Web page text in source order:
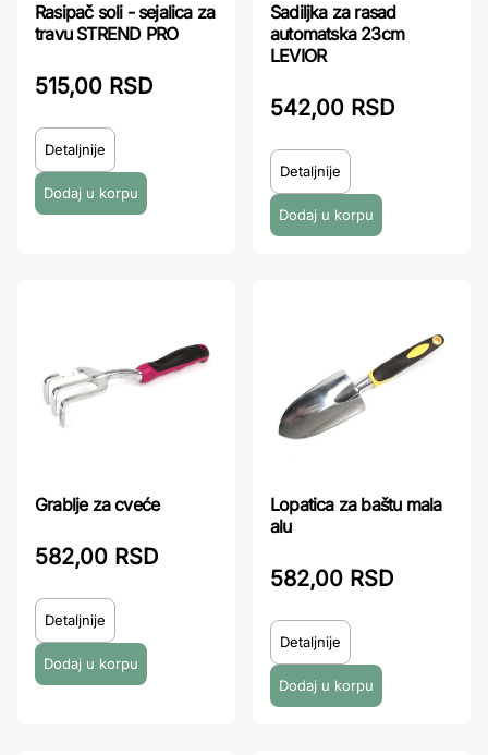
Rasipač soli - sejalica za
travu STREND PRO
515,00 RSD
Detaljnije
Sadiljka za rasad
automatska 23cm
LEVIOR
542,00 RSD
Detaljnije
Grablje za cveće
582,00 RSD
Detaljnije
Lopatica za baštu mala
alu
582,00 RSD
Detaljnije